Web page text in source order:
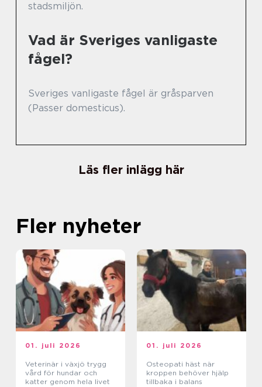
stadsmiljön.
Vad är Sveriges vanligaste
fågel?
Sveriges vanligaste fågel är gråsparven
(Passer domesticus).
Läs fler inlägg här
Fler nyheter
01. juli 2026
Veterinär i växjö trygg
vård för hundar och
katter genom hela livet
01. juli 2026
Osteopati häst när
kroppen behöver hjälp
tillbaka i balans